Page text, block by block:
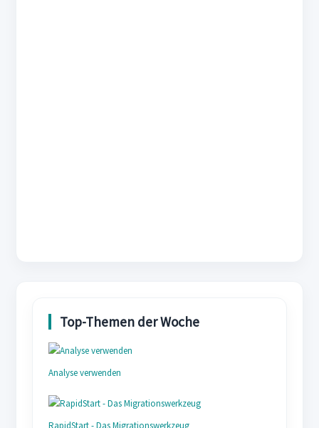
Analyse verwenden
RapidStart - Das Migrationswerkzeug